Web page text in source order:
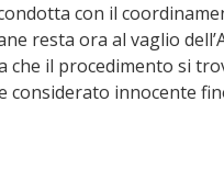
con il
resta ora al vaglio
che il procedimento si
considerato innocente